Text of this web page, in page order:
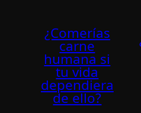
¿Comerías
carne
humana si
tu vida
dependiera
de ello?